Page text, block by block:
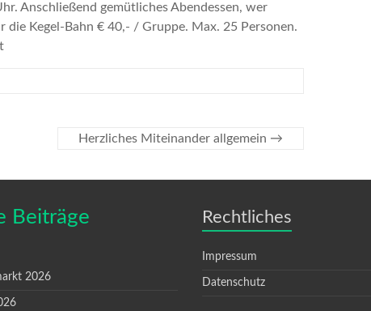
Anschließend gemütliches Abendessen, wer
die Kegel-Bahn € 40,- / Gruppe. Max. 25 Personen.
Herzliches Miteinander allgemein →
Beiträge
2026
Rechtliches
Impressum
Datenschutz